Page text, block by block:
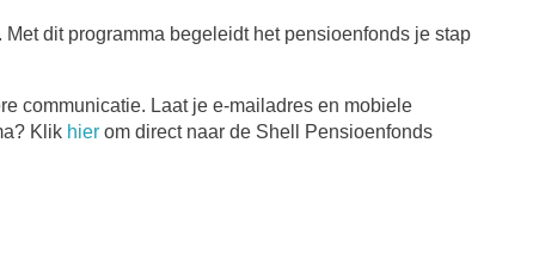
dit programma begeleidt het pensioenfonds je stap
communicatie. Laat je e-mailadres en mobiele
Klik hierom direct naar de Shell Pensioenfonds